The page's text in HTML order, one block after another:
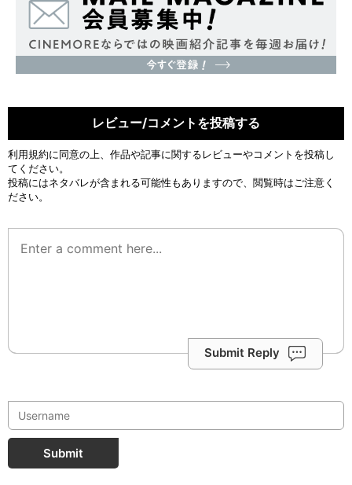
レビュー/コメントを投稿する
利用規約に同意の上、作品や記事に関するレビューやコメントを投稿し
てください。
投稿にはネタバレが含まれる可能性もありますので、閲覧時はご注意く
ださい。
Submit Reply
Submit